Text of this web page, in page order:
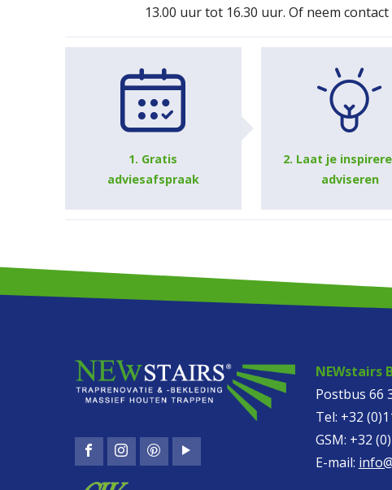
13.00 uur tot 16.30 uur. Of neem
1. Gratis
adviesafspraak
2. Laat je
adviseren
NEWstairs
Postbus 66
Tel: +32
GSM: +32
E-mail: